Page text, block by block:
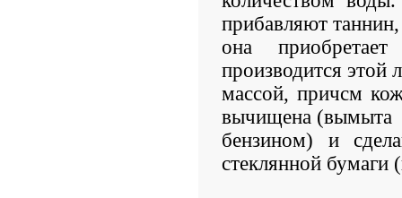
прибавляют таннин,
она
производится этой
массой, причсм
вычищена (вымыта
бензином) и
стеклянной бумаги